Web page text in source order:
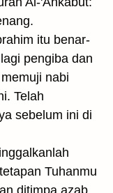
itu benar-
pengiba dan
nabi
Telah
sebelum ini di
Tuhanmu
ditimpa azab